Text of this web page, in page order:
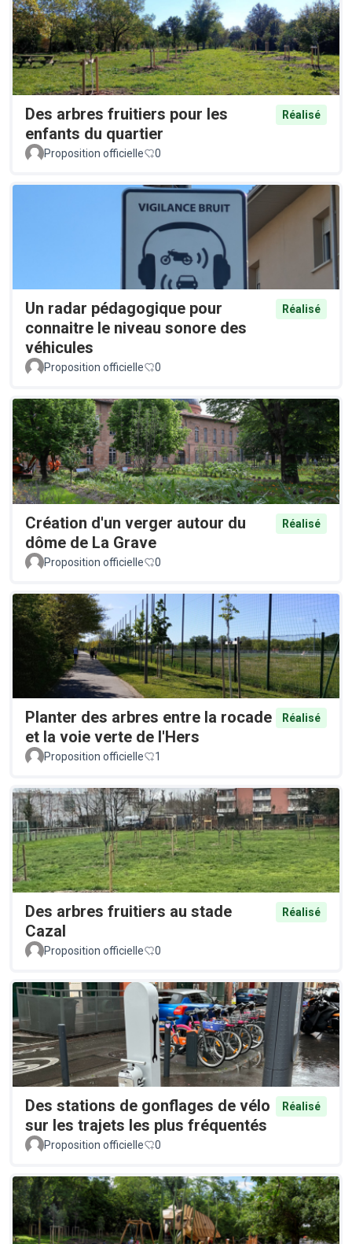
Des arbres fruitiers pour les
enfants du quartier
Réalisé
Proposition officielle 0
Un radar pédagogique pour
connaitre le niveau sonore des
véhicules
Réalisé
Proposition officielle 0
Création d'un verger autour du
dôme de La Grave
Réalisé
Proposition officielle 0
Planter des arbres entre la rocade
et la voie verte de l'Hers
Réalisé
Proposition officielle 1
Des arbres fruitiers au stade
Cazal
Réalisé
Proposition officielle 0
Des stations de gonflages de vélo
sur les trajets les plus fréquentés
Réalisé
Proposition officielle 0